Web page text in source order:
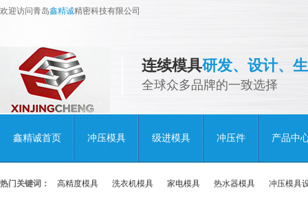
欢迎访问青岛鑫精诚精密科技有限公司
连续模具研发、设计、
全球众多品牌的一致选择
鑫精诚首页 冲压模具 级进模具 冲压件 产品中
热门关键词： 高精度模具 洗衣机模具 家电模具 热水器模具 冲压模具